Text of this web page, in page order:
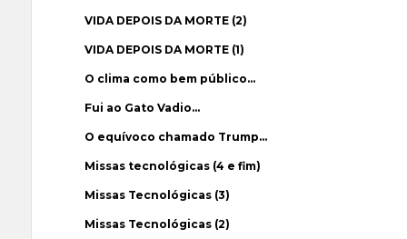
VIDA DEPOIS DA MORTE (2)
VIDA DEPOIS DA MORTE (1)
O clima como bem público…
Fui ao Gato Vadio…
O equívoco chamado Trump…
Missas tecnológicas (4 e fim)
Missas Tecnológicas (3)
Missas Tecnológicas (2)